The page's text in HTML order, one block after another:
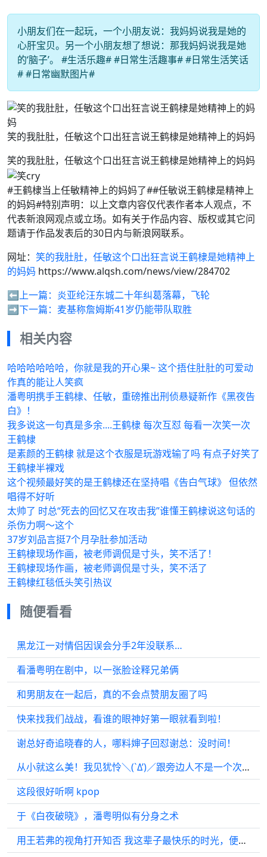
小朋友们在一起玩，一个小朋友说：我妈妈说我是她的
心肝宝贝。另一个小朋友想了想说：那我妈妈说我是她
的‘脑子’。 #生活乐趣# #日常生活趣事# #日常生活笑话
# #日常幽默图片#
笑的我肚肚，任敏这个口出狂言说王鹤棣是她精神上的妈妈
笑的我肚肚，任敏这个口出狂言说王鹤棣是她精神上的妈妈
#王鹤棣当上任敏精神上的妈妈了##任敏说王鹤棣是精神上
的妈妈#特别声明：以上文章内容仅代表作者本人观点，不
代表新浪网观点或立场。如有关于作品内容、版权或其它问
题请于作品发表后的30日内与新浪网联系。
网址： 笑的我肚肚，任敏这个口出狂言说王鹤棣是她精神上
的妈妈 https://www.alqsh.com/news/view/284702
⬅️上一篇： 炎亚纶汪东城二十年纠葛落幕，飞轮
➡️下一篇： 麦基称詹姆斯41岁仍能带队取胜
相关内容
哈哈哈哈哈哈，你就是我的开心果~ 这个捂住肚肚的可爱动
作真的能让人笑疯
潘粤明携手王鹤棣、任敏，重磅推出刑侦悬疑新作《黑夜告
白》！
我多说这一句真是多余....王鹤棣 每次互怼 每看一次笑一次
王鹤棣
是素颜的王鹤棣 就是这个衣服是玩游戏输了吗 有点子好笑了
王鹤棣半裸戏
这个视频最好笑的是王鹤棣还在坚持唱《告白气球》 但依然
唱得不好听
太帅了 时总“死去的回忆又在攻击我”谁懂王鹤棣说这句话的
杀伤力啊～这个
37岁刘品言挺7个月孕肚参加活动
王鹤棣现场作画，被老师调侃是寸头，笑不活了！
王鹤棣现场作画，被老师调侃是寸头，笑不活了
王鹤棣红毯低头笑引热议
随便看看
黑龙江一对情侣因误会分手2年没联系…
看潘粤明在剧中，以一张脸诠释兄弟俩
和男朋友在一起后，真的不会点赞朋友圈了吗
快来找我们战战，看谁的眼神好第一眼就看到啦！
谢总好奇追晓春的人，哪料婶子回怼谢总：没时间！
从小就这么美！我见犹怜＼(`Δ’)／跟旁边人不是一个次元的
这段很好听啊 kpop
于《白夜破晓》，潘粤明似有分身之术
用王若弗的视角打开知否 我这辈子最快乐的时光，便是在蜀中生活的日子